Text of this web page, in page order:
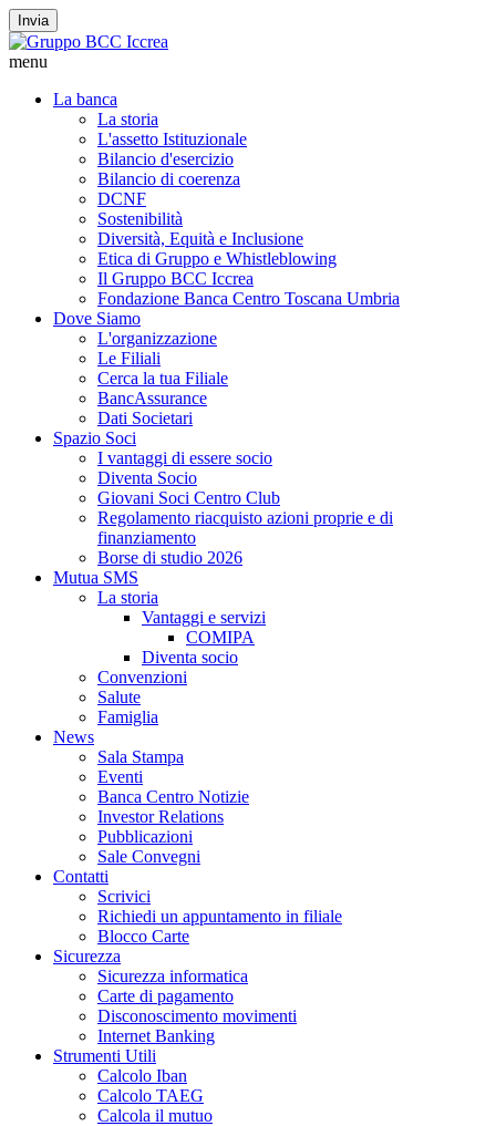
Invia
menu
La banca
La storia
L'assetto Istituzionale
Bilancio d'esercizio
Bilancio di coerenza
DCNF
Sostenibilità
Diversità, Equità e Inclusione
Etica di Gruppo e Whistleblowing
Il Gruppo BCC Iccrea
Fondazione Banca Centro Toscana Umbria
Dove Siamo
L'organizzazione
Le Filiali
Cerca la tua Filiale
BancAssurance
Dati Societari
Spazio Soci
I vantaggi di essere socio
Diventa Socio
Giovani Soci Centro Club
Regolamento riacquisto azioni proprie e di
finanziamento
Borse di studio 2026
Mutua SMS
La storia
Vantaggi e servizi
COMIPA
Diventa socio
Convenzioni
Salute
Famiglia
News
Sala Stampa
Eventi
Banca Centro Notizie
Investor Relations
Pubblicazioni
Sale Convegni
Contatti
Scrivici
Richiedi un appuntamento in filiale
Blocco Carte
Sicurezza
Sicurezza informatica
Carte di pagamento
Disconoscimento movimenti
Internet Banking
Strumenti Utili
Calcolo Iban
Calcolo TAEG
Calcola il mutuo